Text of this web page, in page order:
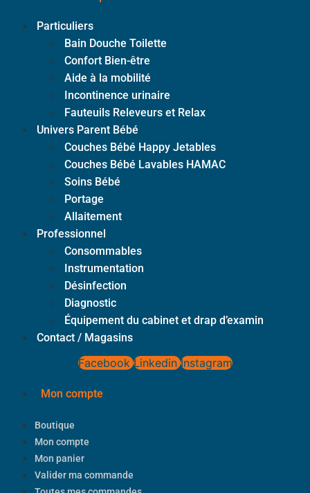
Particuliers
Bain Douche Toilette
Confort Bien-être
Aide à la mobilité
Incontinence urinaire
Fauteuils Releveurs et Relax
Univers Parent Bébé
Couches Bébé Happy Jetables
Couches Bébé Lavables HAMAC
Soins Bébé
Portage
Allaitement
Professionnel
Consommables
Instrumentation
Désinfection
Diagnostic
Équipement du cabinet et drap d’examin
Contact / Magasins
Facebook Linkedin Instagram
Mon compte
Boutique
Mon compte
Mon panier
Valider ma commande